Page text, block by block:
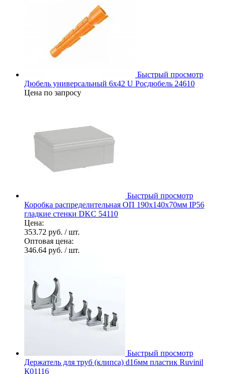
Быстрый просмотр
Дюбель универсальный 6х42 U Росдюбель 24610
Цена по запросу
Быстрый просмотр
Коробка распределительная ОП 190х140х70мм IP56
гладкие стенки DKC 54110
Цена:
353.72 руб. / шт.
Оптовая цена:
346.64 руб. / шт.
Быстрый просмотр
Держатель для труб (клипса) d16мм пластик Ruvinil
К01116